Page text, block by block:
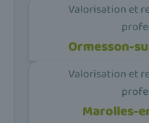
Valorisation et
Ormesson-
Valorisation et
Marolles-